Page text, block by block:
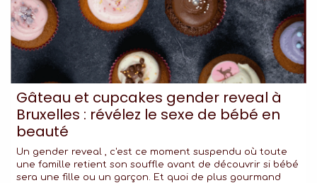
Gâteau et cupcakes gender reveal à
Bruxelles : révélez le sexe de bébé en
beauté
Un gender reveal , c'est ce moment suspendu où toute
une famille retient son souffle avant de découvrir si bébé
sera une fille ou un garçon. Et quoi de plus gourmand